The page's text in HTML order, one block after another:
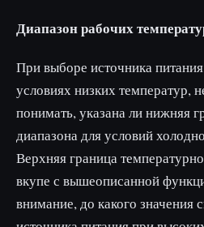
Диапазон рабочих
При выборе источника
условиях низких температур,
понимать, указана ли нижняя
диапазона для условий
Верхняя граница
вкупе с вышеописанной
внимание, до какого значения